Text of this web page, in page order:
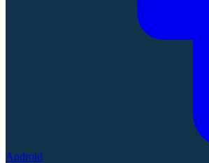
Android